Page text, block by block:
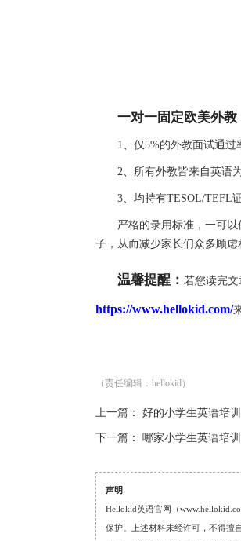
一对一固定欧美外教
1、仅5%的外教面试通过
2、所有外教皆来自英语为
3、均持有TESOL/TEFL证
严格的录用标准，一可以
子，从而减少家长们众多顾虑
温馨提醒： 若您读完
https://www.hellokid.com/
（责任编辑：hellokid）
上一篇： 好的小学生英语培训
下一篇： 哪家小学生英语培
声明
Hellokid英语官网（
保护。上述材料未经许可，不得擅